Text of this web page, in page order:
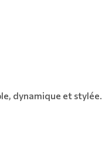
dynamique et stylée.